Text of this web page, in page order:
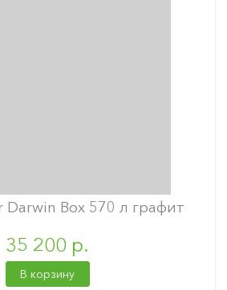
Darwin Box 570 л графит
35 200 р.
В корзину